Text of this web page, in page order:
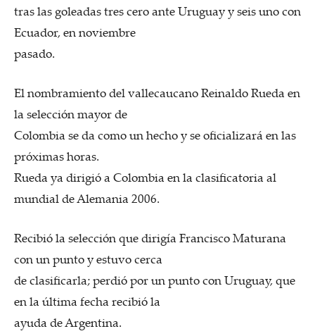
tras las goleadas tres cero ante Uruguay y seis uno con
Ecuador, en noviembre
pasado.
El nombramiento del vallecaucano Reinaldo Rueda en
la selección mayor de
Colombia se da como un hecho y se oficializará en las
próximas horas.
Rueda ya dirigió a Colombia en la clasificatoria al
mundial de Alemania 2006.
Recibió la selección que dirigía Francisco Maturana
con un punto y estuvo cerca
de clasificarla; perdió por un punto con Uruguay, que
en la última fecha recibió la
ayuda de Argentina.